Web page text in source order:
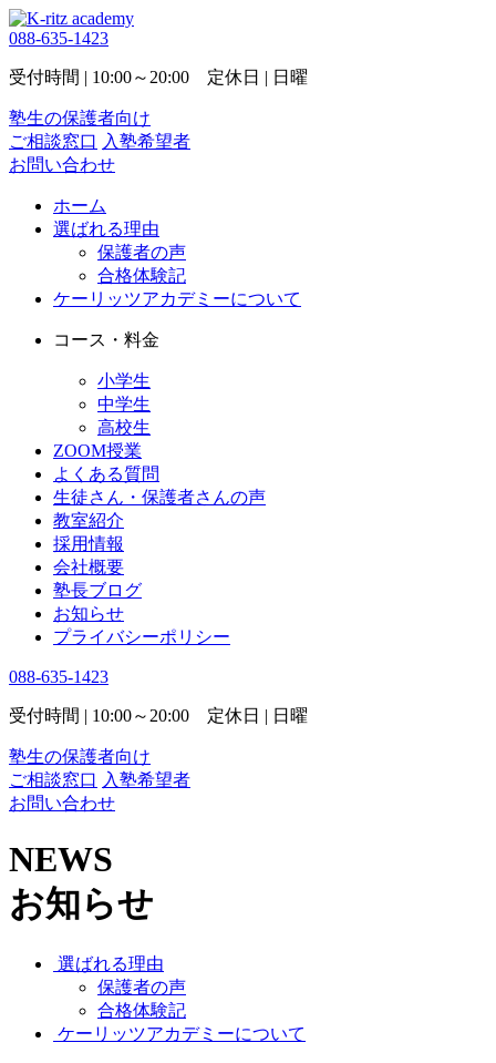
088-635-1423
受付時間 | 10:00～20:00 定休日 | 日曜
塾生の保護者向け
ご相談窓口 入塾希望者
お問い合わせ
ホーム
選ばれる理由
保護者の声
合格体験記
ケーリッツアカデミーについて
コース・料金
小学生
中学生
高校生
ZOOM授業
よくある質問
生徒さん・保護者さんの声
教室紹介
採用情報
会社概要
塾長ブログ
お知らせ
プライバシーポリシー
088-635-1423
受付時間 | 10:00～20:00 定休日 | 日曜
塾生の保護者向け
ご相談窓口 入塾希望者
お問い合わせ
NEWS
お知らせ
選ばれる理由
保護者の声
合格体験記
ケーリッツアカデミーについて